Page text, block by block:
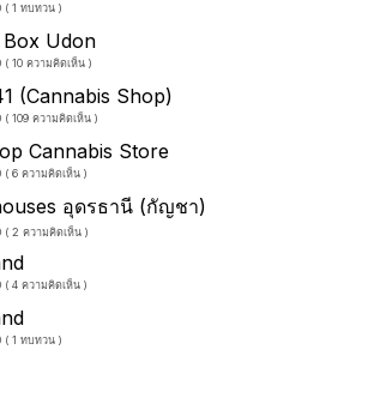
( 1 ทบทวน )
Udon
( 10 ความคิดเห็น )
(Cannabis Shop)
( 109 ความคิดเห็น )
Cannabis Store
( 6 ความคิดเห็น )
อุดรธานี (กัญชา)
( 2 ความคิดเห็น )
( 4 ความคิดเห็น )
( 1 ทบทวน )